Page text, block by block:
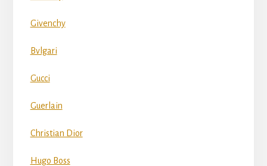
Givenchy
Bvlgari
Gucci
Guerlain
Christian Dior
Hugo Boss